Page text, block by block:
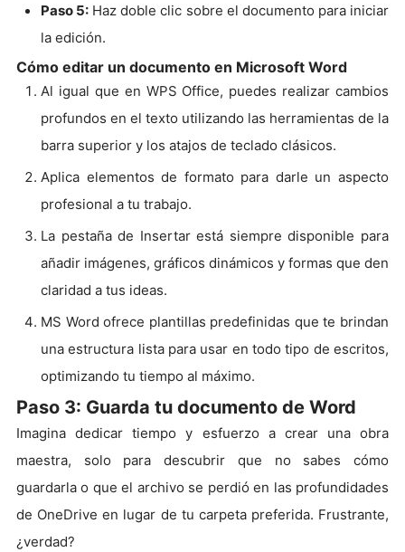
Paso 5: Haz doble clic sobre el documento para iniciar
la edición.
Cómo editar un documento en Microsoft Word
Al igual que en WPS Office, puedes realizar cambios
profundos en el texto utilizando las herramientas de la
barra superior y los atajos de teclado clásicos.
Aplica elementos de formato para darle un aspecto
profesional a tu trabajo.
La pestaña de Insertar está siempre disponible para
añadir imágenes, gráficos dinámicos y formas que den
claridad a tus ideas.
MS Word ofrece plantillas predefinidas que te brindan
una estructura lista para usar en todo tipo de escritos,
optimizando tu tiempo al máximo.
Paso 3: Guarda tu documento de Word
Imagina dedicar tiempo y esfuerzo a crear una obra
maestra, solo para descubrir que no sabes cómo
guardarla o que el archivo se perdió en las profundidades
de OneDrive en lugar de tu carpeta preferida. Frustrante,
¿verdad?